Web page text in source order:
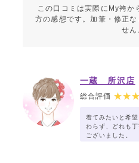
この口コミは実際にMy袴か
方の感想です。加筆・修正
せん
一蔵 所沢店
総合評価
着てみたいと希
わらず、どれも
ございました。